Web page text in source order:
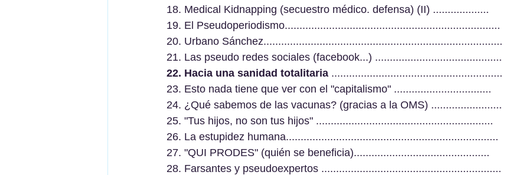
18. Medical Kidnapping (secuestro médico. defensa) (II) ...................
19. El Pseudoperiodismo.........................................................................
20. Urbano Sánchez.................................................................................
21. Las pseudo redes sociales (facebook...) ...........................................
22. Hacia una sanidad totalitaria ..........................................................
23. Esto nada tiene que ver con el "capitalismo" .................................
24. ¿Qué sabemos de las vacunas? (gracias a la OMS) ........................
25. "Tus hijos, no son tus hijos" ............................................................
26. La estupidez humana........................................................................
27. "QUI PRODES" (quién se beneficia)..............................................
28. Farsantes y pseudoexpertos .............................................................